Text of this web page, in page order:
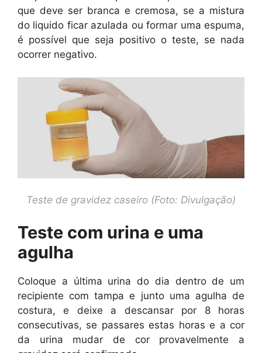
que deve ser branca e cremosa, se a mistura
do liquido ficar azulada ou formar uma espuma,
é possível que seja positivo o teste, se nada
ocorrer negativo.
Teste de gravidez caseiro (Foto: Divulgação)
Teste com urina e uma
agulha
Coloque a última urina do dia dentro de um
recipiente com tampa e junto uma agulha de
costura, e deixe a descansar por 8 horas
consecutivas, se passares estas horas e a cor
da urina mudar de cor provavelmente a